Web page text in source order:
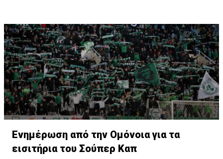
Ενημέρωση από την Ομόνοια για τα
εισιτήρια του Σούπερ Καπ